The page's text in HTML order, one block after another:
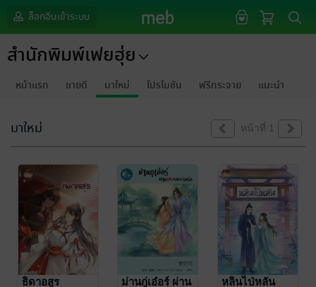
ล็อกอินเข้าระบบ
สำนักพิมพ์เฟยฮุ่ย
หน้าแรก ขายดี มาใหม่ โปรโมชัน ฟรีกระจาย แนะนำ
มาใหม่ หน้าที่ 1
ธิดาอสูร
ม่านกู่เอ๋อร์ ผ่าน
หลินไป่หลัน